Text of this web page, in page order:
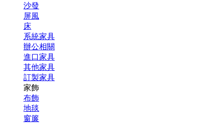
沙發
屏風
床
系統家具
辦公相關
進口家具
其他家具
訂製家具
家飾
布飾
地毯
窗簾